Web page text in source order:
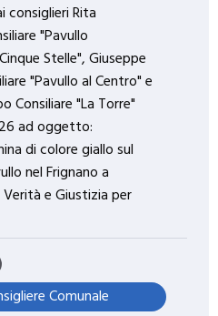
Rita
"Pavullo
Stelle", Giuseppe
"Pavullo al Centro" e
Consiliare "La Torre"
ad oggetto:
di colore giallo sul
nel Frignano a
e Giustizia per
Comunale